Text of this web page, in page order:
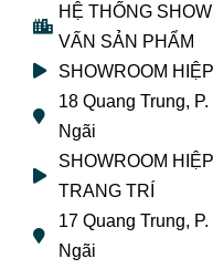
HỆ THỐNG
VẤN SẢN PHẨM
SHOWROOM
18 Quang Trung,
Ngãi
SHOWROOM
TRANG TRÍ
17 Quang Trung,
Ngãi